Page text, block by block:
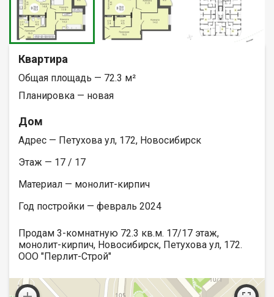
Квартира
Общая площадь — 72.3 м²
Планировка — новая
Дом
Адрес — Петухова ул, 172, Новосибирск
Этаж — 17 / 17
Материал — монолит-кирпич
Год постройки — февраль 2024
Продам 3-комнатную 72.3 кв.м. 17/17 этаж,
монолит-кирпич, Новосибирск, Петухова ул, 172.
ООО "Перлит-Строй"